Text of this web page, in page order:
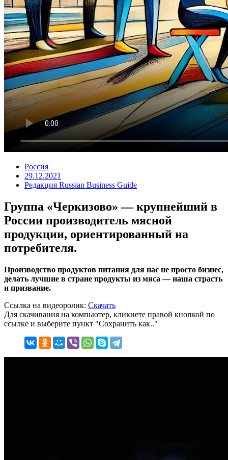
Россия
29.12.2021
Редакция Russian Business Guide
Группа «Черкизово» — крупнейший в
России производитель мясной
продукции, ориентированный на
потребителя.
Производство продуктов питания для нас не просто бизнес,
делать лучшие в стране продукты из мяса — наша страсть
и призвание.
Ссылка на видеоролик: Скачать
Для скачивания на компьютер, кликнете правой кнопкой по
ссылке и выберите пункт "Сохранить как.."